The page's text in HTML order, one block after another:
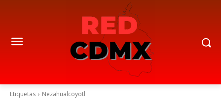
Etiquetas Nezahualcoyotl